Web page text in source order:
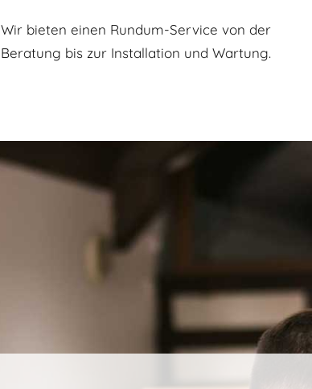
Wir bieten einen Rundum-Service von der
Beratung bis zur Installation und Wartung.